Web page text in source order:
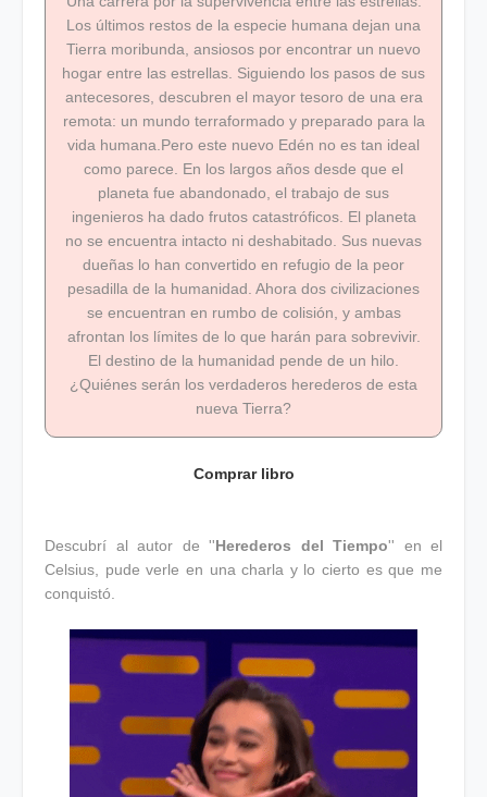
Los últimos restos de la especie humana dejan una
Tierra moribunda, ansiosos por encontrar un nuevo
hogar entre las estrellas. Siguiendo los pasos de sus
antecesores, descubren el mayor tesoro de una era
remota: un mundo terraformado y preparado para la
vida humana.Pero este nuevo Edén no es tan ideal
como parece. En los largos años desde que el
planeta fue abandonado, el trabajo de sus
ingenieros ha dado frutos catastróficos. El planeta
no se encuentra intacto ni deshabitado. Sus nuevas
dueñas lo han convertido en refugio de la peor
pesadilla de la humanidad. Ahora dos civilizaciones
se encuentran en rumbo de colisión, y ambas
afrontan los límites de lo que harán para sobrevivir.
El destino de la humanidad pende de un hilo.
¿Quiénes serán los verdaderos herederos de esta
nueva Tierra?
Comprar libro
Descubrí al autor de ''Herederos del Tiempo'' en el
Celsius, pude verle en una charla y lo cierto es que me
conquistó.